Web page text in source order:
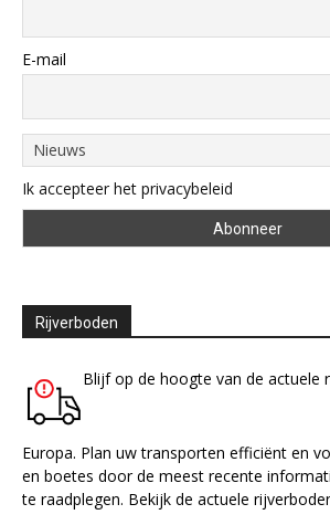
E-mail
Ik accepteer het privacybeleid
Rijverboden
Blijf op de hoogte van de actuele
Europa. Plan uw transporten efficiënt en
en boetes door de meest recente
te raadplegen. Bekijk de actuele